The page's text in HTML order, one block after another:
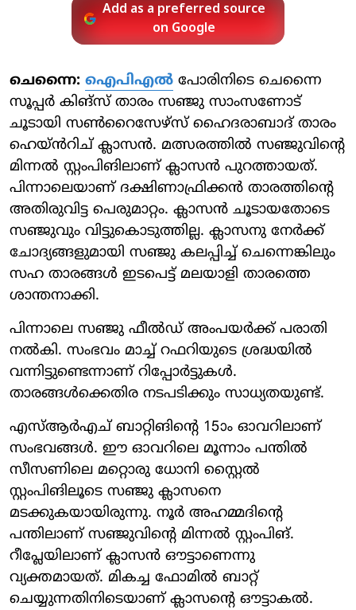
Add as a preferred source
on Google
ചെന്നൈ: ഐപിഎൽ പോരിനിടെ ചെന്നൈ
സൂപ്പർ കിങ്സ് താരം സഞ്ജു സാംസണോട്
ചൂടായി സൺറൈസേഴ്സ് ഹൈദരാബാദ് താരം
ഹെയ്ൻ‍റിച് ക്ലാസൻ. മത്സരത്തിൽ സഞ്ജുവിന്റെ
മിന്നൽ സ്റ്റംപിങിലാണ് ക്ലാസൻ പുറത്തായത്.
പിന്നാലെയാണ് ദക്ഷിണാഫ്രിക്കൻ താരത്തിന്റെ
അതിരുവിട്ട പെരുമാറ്റം. ക്ലാസൻ ചൂടായതോടെ
സഞ്ജുവും വിട്ടുകൊടുത്തില്ല. ക്ലാസനു നേർക്ക്
ചോ​ദ്യങ്ങളുമായി സഞ്ജു കലപ്പിച്ച് ചെന്നെങ്കിലും
സഹ താരങ്ങൾ ഇടപെട്ട് മലയാളി താരത്തെ
ശാന്തനാക്കി.
പിന്നാലെ സഞ്ജു ഫീൽഡ് അംപയർക്ക് പരാതി
നൽകി. സംഭവം മാച്ച് റഫറിയുടെ ശ്രദ്ധയിൽ
വന്നിട്ടുണ്ടെന്നാണ് റിപ്പോർട്ടുകൾ.
താരങ്ങൾക്കെതിര നടപടിക്കും സാധ്യതയുണ്ട്.
എസ്ആർഎച് ബാറ്റിങിന്റെ 15ാം ഓവറിലാണ്
സംഭവങ്ങൾ. ഈ ഓവറിലെ മൂന്നാം പന്തിൽ
സീസണിലെ മറ്റൊരു ധോനി സ്റ്റൈൽ
സ്റ്റംപിങിലൂടെ സഞ്ജു ക്ലാസനെ
മടക്കുകയായിരുന്നു. നൂർ അഹമ്മദിന്റെ
പന്തിലാണ് സഞ്ജുവിന്റെ മിന്നൽ സ്റ്റംപിങ്.
റീപ്ലേയിലാണ് ക്ലാസൻ ഔട്ടാണെന്നു
വ്യക്തമായത്. മികച്ച ഫോമിൽ ബാറ്റ്
ചെയ്യുന്നതിനിടെയാണ് ക്ലാസന്റെ ഔട്ടാകൽ.